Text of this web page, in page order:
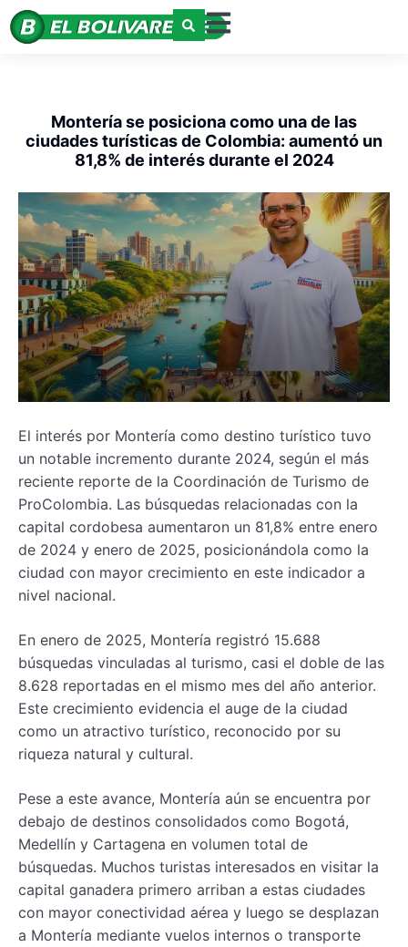
Montería se posiciona como una de las
ciudades turísticas de Colombia: aumentó un
81,8% de interés durante el 2024
El interés por Montería como destino turístico tuvo
un notable incremento durante 2024, según el más
reciente reporte de la Coordinación de Turismo de
ProColombia. Las búsquedas relacionadas con la
capital cordobesa aumentaron un 81,8% entre enero
de 2024 y enero de 2025, posicionándola como la
ciudad con mayor crecimiento en este indicador a
nivel nacional.
En enero de 2025, Montería registró 15.688
búsquedas vinculadas al turismo, casi el doble de las
8.628 reportadas en el mismo mes del año anterior.
Este crecimiento evidencia el auge de la ciudad
como un atractivo turístico, reconocido por su
riqueza natural y cultural.
Pese a este avance, Montería aún se encuentra por
debajo de destinos consolidados como Bogotá,
Medellín y Cartagena en volumen total de
búsquedas. Muchos turistas interesados en visitar la
capital ganadera primero arriban a estas ciudades
con mayor conectividad aérea y luego se desplazan
a Montería mediante vuelos internos o transporte